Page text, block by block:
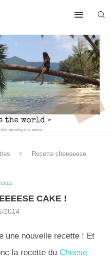
Recette cheeeeese
CAKE !
2014
une nouvelle recette ! Et
la recette du Cheese